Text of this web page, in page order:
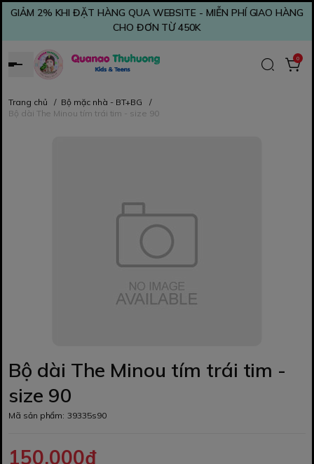
GIẢM 2% KHI ĐẶT HÀNG QUA WEBSITE - MIỄN PHÍ GIAO HÀNG
CHO ĐƠN TỪ 450K
0
Trang chủ / Bộ mặc nhà - BT+BG
/
Bộ dài The Minou tím trái tim - size 90
Bộ dài The Minou tím trái tim -
size 90
Mã sản phẩm: 39335s90
150.000₫